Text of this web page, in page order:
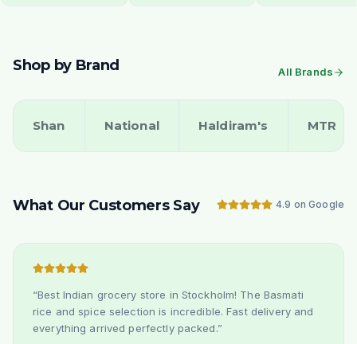
Shop by Brand All Brands
Shan National Haldiram's MTR
What Our Customers Say 4.9 on Google
“Best Indian grocery store in Stockholm! The Basmati
rice and spice selection is incredible. Fast delivery and
everything arrived perfectly packed.”